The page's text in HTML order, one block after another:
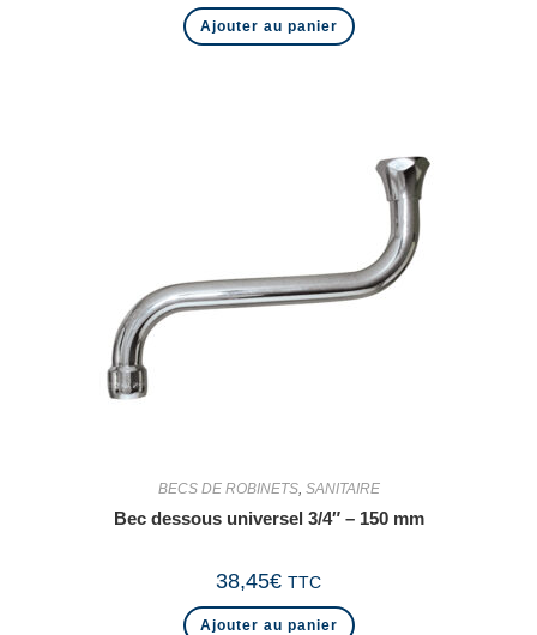
Ajouter au panier
BECS DE ROBINETS, SANITAIRE
Bec dessous universel 3/4″ – 150 mm
38,45€ TTC
Ajouter au panier